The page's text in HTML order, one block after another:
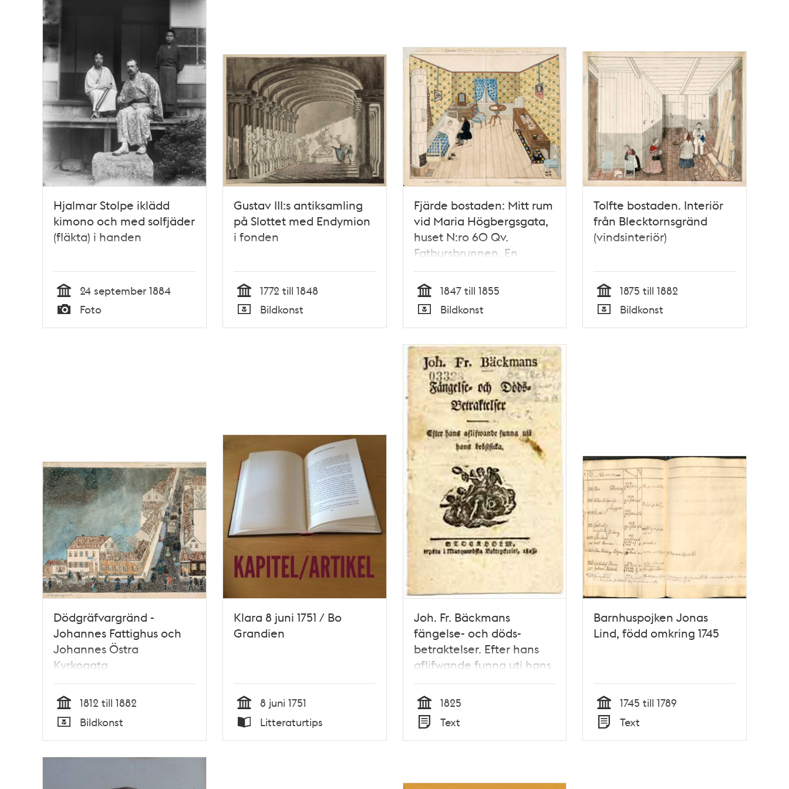
Hjalmar Stolpe iklädd
kimono och med solfjäder
(fläkta) i handen
Tid
24 september 1884
Typ
Foto
Gustav III:s antiksamling
på Slottet med Endymion
i fonden
Tid
1772 till 1848
Typ
Bildkonst
Fjärde bostaden: Mitt rum
vid Maria Högbergsgata,
huset N:ro 60 Qv.
Fatbursbrunnen. En
trappa upp. Personer:
Undertecknad. Doctor
Levin.
Tid
1847 till 1855
Typ
Bildkonst
Tolfte bostaden. Interiör
från Blecktornsgränd
(vindsinteriör)
Tid
1875 till 1882
Typ
Bildkonst
Dödgräfvargränd -
Johannes Fattighus och
Johannes Östra
Kyrkogata
Tid
1812 till 1882
Typ
Bildkonst
Klara 8 juni 1751 / Bo
Grandien
Tid
8 juni 1751
Typ
Litteraturtips
Joh. Fr. Bäckmans
fängelse- och döds-
betraktelser. Efter hans
aflifwande funna uti hans
bröstficka.
Tid
1825
Typ
Text
Barnhuspojken Jonas
Lind, född omkring 1745
Tid
1745 till 1789
Typ
Text